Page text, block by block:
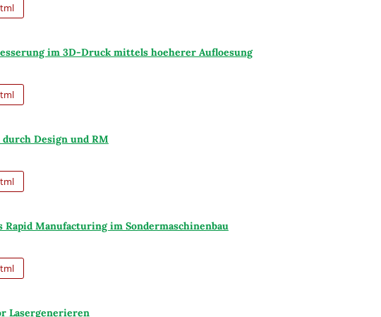
im 3D-Druck mittels hoeherer Aufloesung
Design und RM
Rapid Manufacturing im Sondermaschinenbau
Lasergenerieren